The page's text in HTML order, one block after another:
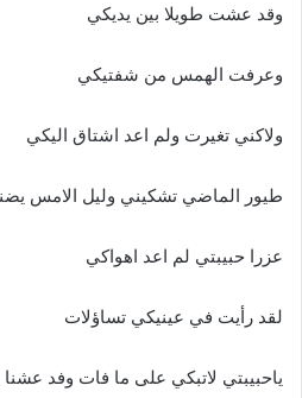
وقد عشت طويلا بين يديكي
وعرفت الهمس من شفتيكي
ولاكني تغيرت ولم اعد اشتاق اليكي
طيور الماضي تشكيني وليل الامس
عزرا حبيبتي لم اعد اهواكي
لقد رأيت في عينيكي تساؤلات
ياحبيبتي لاتبكي على ما فات وفد عشنا